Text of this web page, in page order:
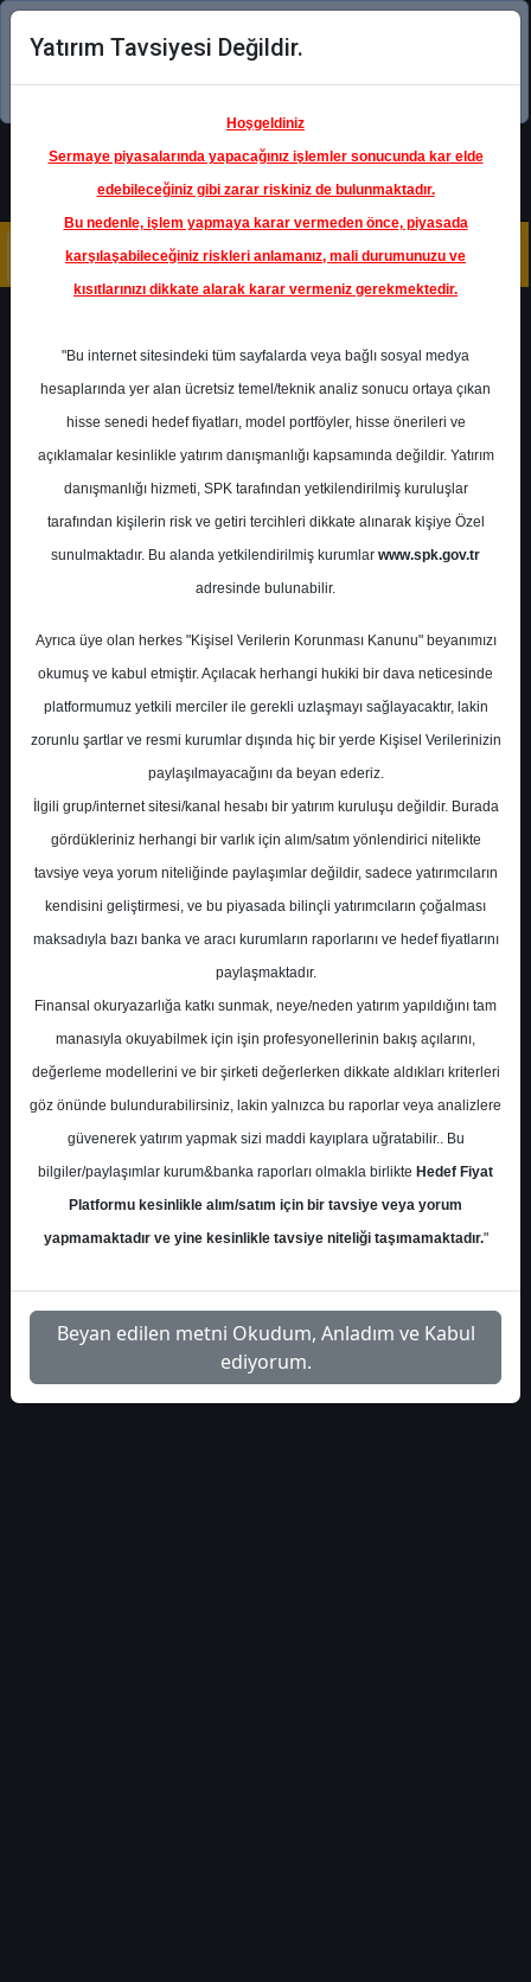
Şimdi uygulamayı indirin!
Ana Sayfa
Raporlar
İntegral Yatırım
Rapor Detay
BIMAS - Hedef Fiyat
İntegral Yatırım 12 Mart 2025
İntegral Yatırım, BIMAS-BİM için hedef
fiyatını 764 TL'den 820 TL'ye yükseltti.
S.No Dosya Adı İndir
1
integral-yatirim-bimas-
hedef-fiyat-4402383
İlgili
Dosyayı
Yatırım Tavsiyesi Değildir.
Hoşgeldiniz
Sermaye piyasalarında yapacağınız işlemler sonucunda kar elde
edebileceğiniz gibi zarar riskiniz de bulunmaktadır.
Bu nedenle, işlem yapmaya karar vermeden önce, piyasada
karşılaşabileceğiniz riskleri anlamanız, mali durumunuzu ve
kısıtlarınızı dikkate alarak karar vermeniz gerekmektedir.
"Bu internet sitesindeki tüm sayfalarda veya bağlı sosyal medya
hesaplarında yer alan ücretsiz temel/teknik analiz sonucu ortaya çıkan
hisse senedi hedef fiyatları, model portföyler, hisse önerileri ve
açıklamalar kesinlikle yatırım danışmanlığı kapsamında değildir. Yatırım
danışmanlığı hizmeti, SPK tarafından yetkilendirilmiş kuruluşlar
tarafından kişilerin risk ve getiri tercihleri dikkate alınarak kişiye Özel
sunulmaktadır. Bu alanda yetkilendirilmiş kurumlar www.spk.gov.tr
adresinde bulunabilir.
Ayrıca üye olan herkes "Kişisel Verilerin Korunması Kanunu" beyanımızı
okumuş ve kabul etmiştir. Açılacak herhangi hukiki bir dava neticesinde
platformumuz yetkili merciler ile gerekli uzlaşmayı sağlayacaktır, lakin
zorunlu şartlar ve resmi kurumlar dışında hiç bir yerde Kişisel Verilerinizin
paylaşılmayacağını da beyan ederiz.
İlgili grup/internet sitesi/kanal hesabı bir yatırım kuruluşu değildir. Burada
gördükleriniz herhangi bir varlık için alım/satım yönlendirici nitelikte
tavsiye veya yorum niteliğinde paylaşımlar değildir, sadece yatırımcıların
kendisini geliştirmesi, ve bu piyasada bilinçli yatırımcıların çoğalması
maksadıyla bazı banka ve aracı kurumların raporlarını ve hedef fiyatlarını
paylaşmaktadır.
Finansal okuryazarlığa katkı sunmak, neye/neden yatırım yapıldığını tam
manasıyla okuyabilmek için işin profesyonellerinin bakış açılarını,
değerleme modellerini ve bir şirketi değerlerken dikkate aldıkları kriterleri
göz önünde bulundurabilirsiniz, lakin yalnızca bu raporlar veya analizlere
güvenerek yatırım yapmak sizi maddi kayıplara uğratabilir.. Bu
bilgiler/paylaşımlar kurum&banka raporları olmakla birlikte Hedef Fiyat
Platformu kesinlikle alım/satım için bir tavsiye veya yorum
yapmamaktadır ve yine kesinlikle tavsiye niteliği taşımamaktadır."
Beyan edilen metni Okudum, Anladım ve Kabul
ediyorum.